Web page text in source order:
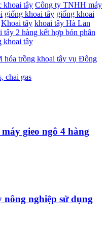
khoai tây Công ty TNHH máy
giống khoai tây giống khoai
Khoai tây khoai tây Hà Lan
tây 2 hàng kết hợp bón phân
khoai tây
hóa trồng khoai tây vụ Đông
chai gas
gieo ngô 4 hàng
nghiệp sử dụng